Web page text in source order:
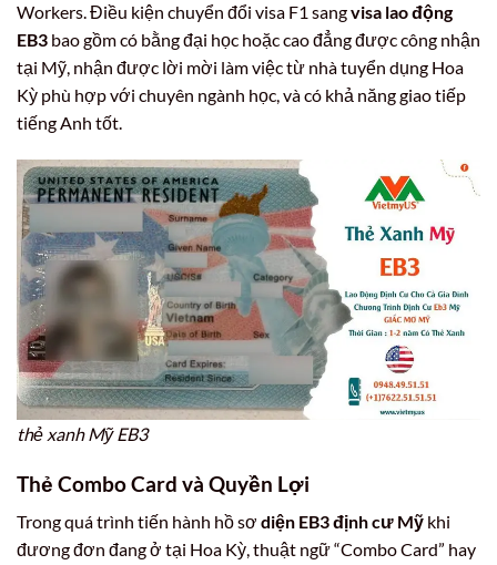
Workers. Điều kiện chuyển đổi visa F1 sangvisa lao động
EB3 bao gồm có bằng đại học hoặc cao đẳng được công nhận
tại Mỹ, nhận được lời mời làm việc từ nhà tuyển dụng Hoa
Kỳ phù hợp với chuyên ngành học, và có khả năng giao tiếp
tiếng Anh tốt.
thẻ xanh Mỹ EB3
Thẻ Combo Card và Quyền Lợi
Trong quá trình tiến hành hồ sơ diện EB3 định cư Mỹ khi
đương đơn đang ở tại Hoa Kỳ, thuật ngữ “Combo Card” hay